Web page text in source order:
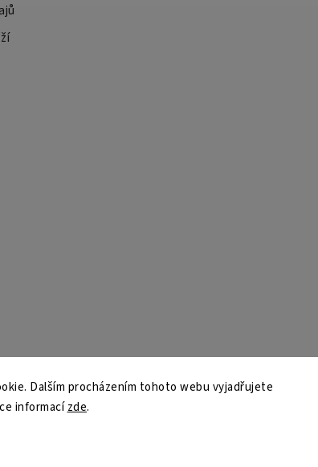
Dalším procházením tohoto webu vyjadřujete
informacízde.